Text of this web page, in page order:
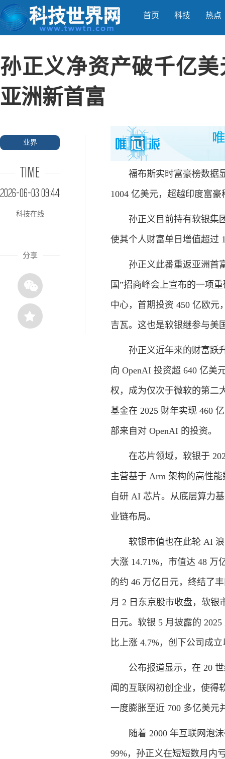
首页 科技 热点
孙正义净资产破千亿
亚洲新首富
业界
TIME
2026-06-03 09:44
科技在线
分享
福布斯实时富豪榜数据显
1004 亿美元，超越印度富
孙正义目前持有软银集团
使其个人财富单日增值超过
孙正义此番重返亚洲首富
国”招商峰会上宣布的一项
中心，首期投资 450 亿欧元
吉瓦。这也是软银继参与美
孙正义近年来的财富跃升
向 OpenAI 投资超 640 亿美
权，成为仅次于微软的第二
基金在 2025 财年实现 460
部来自对 OpenAI 的投资。
在芯片领域，软银于
主营基于 Arm 架构的高性
自研 AI 芯片。从底层算力
业链布局。
软银市值也在此轮 AI 浪
大涨 14.71%，市值达 48
的约 46 万亿日元，终结了
月 2 日东京股市收盘，软银
日元。软银 5 月披露的
比上涨 4.7%，创下公司成
公布报道显示，在 20 世
闻的互联网初创企业，使得
一度膨胀至近 700 多亿美元
随着 2000 年互联网泡沫
99%，孙正义在短短数月内